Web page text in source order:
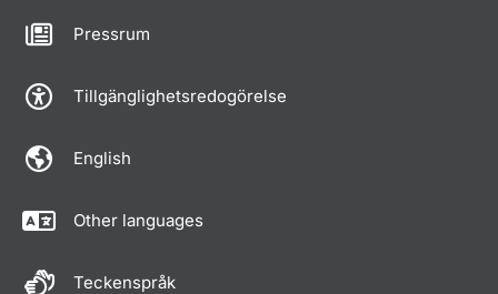
Pressrum
Tillgänglighetsredogörelse
English
Other languages
Teckenspråk